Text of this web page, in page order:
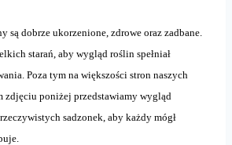
są dobrze ukorzenione, zdrowe oraz zadbane.
starań, aby wygląd roślin spełniał
Poza tym na większości stron naszych
zdjęciu poniżej przedstawiamy wygląd
sadzonek, aby każdy mógł